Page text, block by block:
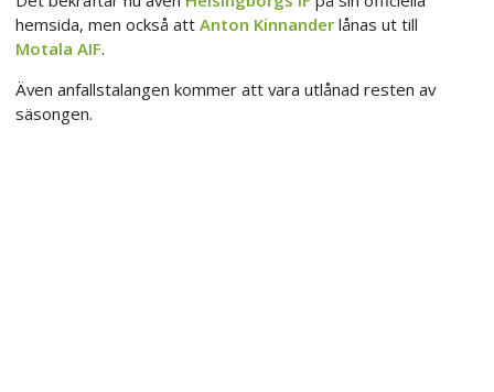
hemsida, men också att Anton Kinnander lånas ut till
Motala AIF.
Även anfallstalangen kommer att vara utlånad resten av
säsongen.